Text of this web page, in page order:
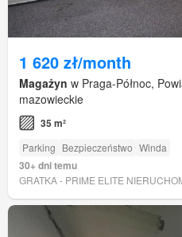
1 620 zł/month
Magażyn w Praga-Północ,
mazowieckie
35 m²
Parking Bezpieczeństwo Winda
30+ dni temu
GRATKA - PRIME ELITE